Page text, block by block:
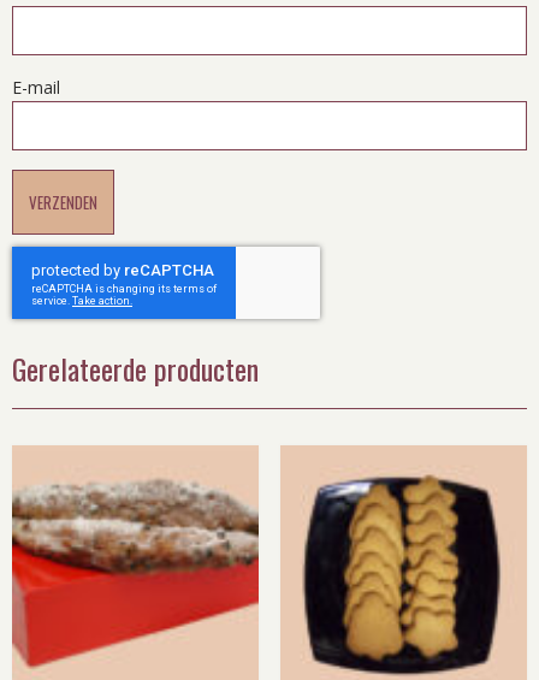
E-mail
Gerelateerde producten